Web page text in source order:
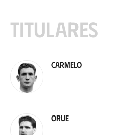
Titulares
Carmelo
Orue